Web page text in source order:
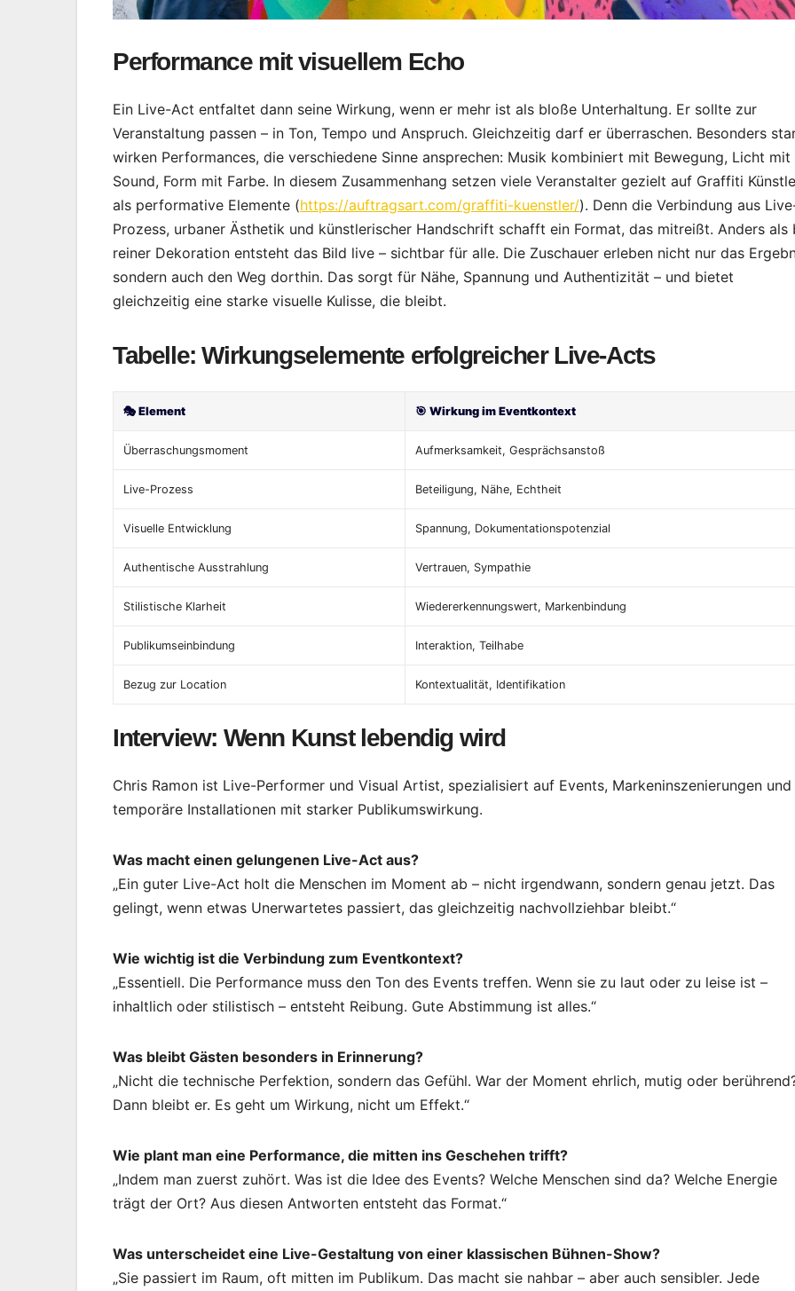
Performance mit visuellem Echo
Ein Live-Act entfaltet dann seine Wirkung, wenn er mehr ist als bloße Unterhaltung. Er sollte zur
Veranstaltung passen – in Ton, Tempo und Anspruch. Gleichzeitig darf er überraschen. Besonders
wirken Performances, die verschiedene Sinne ansprechen: Musik kombiniert mit Bewegung, Licht mit
Sound, Form mit Farbe. In diesem Zusammenhang setzen viele Veranstalter gezielt auf Graffiti
als performative Elemente (https://auftragsart.com/graffiti-kuenstler/). Denn die Verbindung aus
Prozess, urbaner Ästhetik und künstlerischer Handschrift schafft ein Format, das mitreißt. Anders als
reiner Dekoration entsteht das Bild live – sichtbar für alle. Die Zuschauer erleben nicht nur das
sondern auch den Weg dorthin. Das sorgt für Nähe, Spannung und Authentizität – und bietet
gleichzeitig eine starke visuelle Kulisse, die bleibt.
Tabelle: Wirkungselemente erfolgreicher Live-Acts
🎭Element 🎯Wirkung im Eventkontext
Überraschungsmoment Aufmerksamkeit, Gesprächsanstoß
Live-Prozess Beteiligung, Nähe, Echtheit
Visuelle Entwicklung Spannung, Dokumentationspotenzial
Authentische Ausstrahlung Vertrauen, Sympathie
Stilistische Klarheit Wiedererkennungswert, Markenbindung
Publikumseinbindung Interaktion, Teilhabe
Bezug zur Location Kontextualität, Identifikation
Interview: Wenn Kunst lebendig wird
Chris Ramon ist Live-Performer und Visual Artist, spezialisiert auf Events, Markeninszenierungen und
temporäre Installationen mit starker Publikumswirkung.
Was macht einen gelungenen Live-Act aus?
„Ein guter Live-Act holt die Menschen im Moment ab – nicht irgendwann, sondern genau jetzt. Das
gelingt, wenn etwas Unerwartetes passiert, das gleichzeitig nachvollziehbar bleibt.“
Wie wichtig ist die Verbindung zum Eventkontext?
„Essentiell. Die Performance muss den Ton des Events treffen. Wenn sie zu laut oder zu leise ist –
inhaltlich oder stilistisch – entsteht Reibung. Gute Abstimmung ist alles.“
Was bleibt Gästen besonders in Erinnerung?
„Nicht die technische Perfektion, sondern das Gefühl. War der Moment ehrlich, mutig oder
Dann bleibt er. Es geht um Wirkung, nicht um Effekt.“
Wie plant man eine Performance, die mitten ins Geschehen trifft?
„Indem man zuerst zuhört. Was ist die Idee des Events? Welche Menschen sind da? Welche Energie
trägt der Ort? Aus diesen Antworten entsteht das Format.“
Was unterscheidet eine Live-Gestaltung von einer klassischen Bühnen-Show?
„Sie passiert im Raum, oft mitten im Publikum. Das macht sie nahbar – aber auch sensibler. Jede